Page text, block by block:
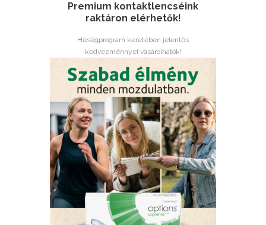
Premium kontaktlencséink
raktáron elérhetők!
Hűségprogram keretében jelentős
kedvezménnyel vásárolhatók!